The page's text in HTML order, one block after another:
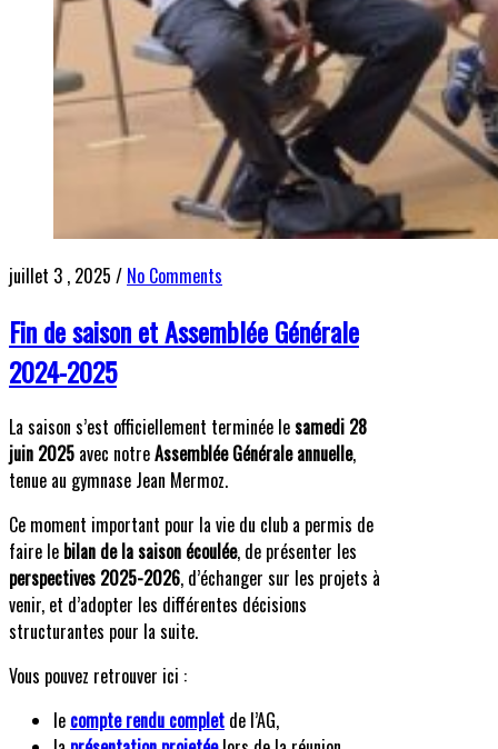
juillet 3 , 2025 / No Comments
Fin de saison et Assemblée Générale
2024-2025
La saison s’est officiellement terminée le samedi 28
juin 2025 avec notreAssemblée Générale annuelle,
tenue au gymnase Jean Mermoz.
Ce moment important pour la vie du club a permis de
faire le bilan de la saison écoulée, de présenter les
perspectives 2025-2026, d’échanger sur les projets à
venir, et d’adopter les différentes décisions
structurantes pour la suite.
Vous pouvez retrouver ici :
le compte rendu complet de l’AG,